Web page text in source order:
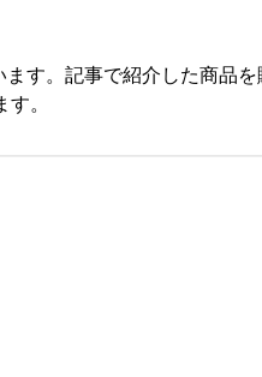
す。記事で紹介した商品を
。